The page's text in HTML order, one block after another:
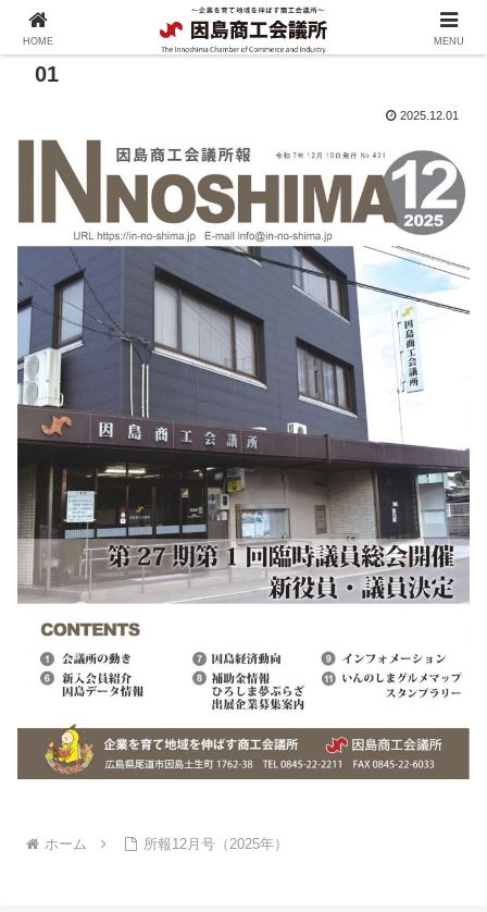
01
2025.12.01
ホーム 所報12月号（2025年）
HOME MENU